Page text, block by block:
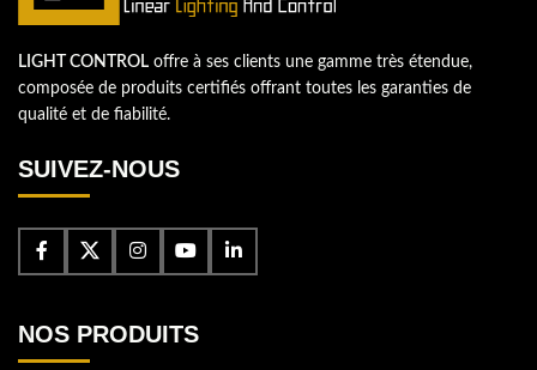
LIGHT CONTROL offre à ses clients une gamme très étendue,
composée de produits certifiés offrant toutes les garanties de
qualité et de fiabilité.
SUIVEZ-NOUS
NOS PRODUITS